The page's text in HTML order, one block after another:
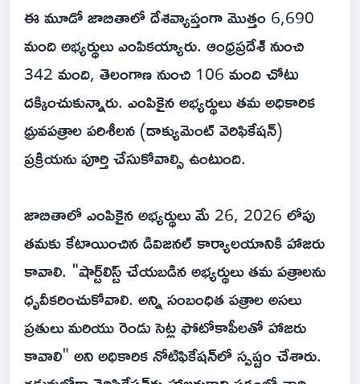
ఈ మూడో జాబితాలో దేశవ్యాప్తంగా మొత్తం 6,690
మంది అభ్యర్థులు ఎంపికయ్యారు. ఆంధ్రప్రదేశ్ నుంచి
342 మంది, తెలంగాణ నుంచి 106 మంది చోటు
దక్కించుకున్నారు. ఎంపికైన అభ్యర్థులు తమ అధికారిక
ధ్రువపత్రాల పరిశీలన (డాక్యుమెంట్ వెరిఫికేషన్)
ప్రక్రియను పూర్తి చేసుకోవాల్సి ఉంటుంది.
జాబితాలో ఎంపికైన అభ్యర్థులు మే 26, 2026 లోపు
తమకు కేటాయించిన డివిజనల్ కార్యాలయానికి హాజరు
కావాలి. "షార్ట్‌లిస్ట్ చేయబడిన అభ్యర్థులు తమ పత్రాలను
ధృవీకరించుకోవాలి. అన్ని సంబంధిత పత్రాల అసలు
ప్రతులు మరియు రెండు సెట్ల ఫోటోకాపీలతో హాజరు
కావాలి" అని అధికారిక నోటిఫికేషన్‌లో స్పష్టం చేశారు.